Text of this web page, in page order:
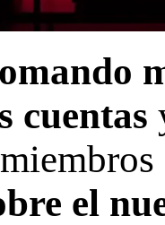
cuentas
el